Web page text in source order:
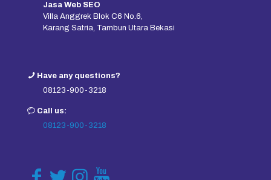
Jasa Web SEO
Villa Anggrek Blok C6 No.6,
Karang Satria, Tambun Utara Bekasi
Have any questions?
08123-900-3218
Call us:
08123-900-3218